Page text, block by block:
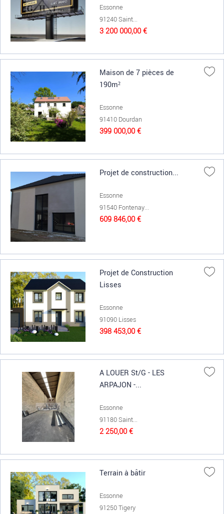
Essonne
91240 Saint...
3 200 000,00 €
Maison de 7 pièces de
190m²
Essonne
91410 Dourdan
399 000,00 €
Projet de construction...
Essonne
91540 Fontenay...
609 846,00 €
Projet de Construction
Lisses
Essonne
91090 Lisses
398 453,00 €
A LOUER St/G - LES
ARPAJON -...
Essonne
91180 Saint...
2 250,00 €
Terrain à bâtir
Essonne
91250 Tigery